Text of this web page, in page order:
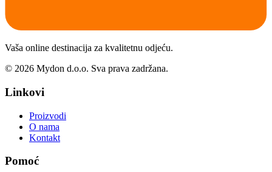
Vaša online destinacija za kvalitetnu odjeću.
© 2026 Mydon d.o.o. Sva prava zadržana.
Linkovi
Proizvodi
O nama
Kontakt
Pomoć